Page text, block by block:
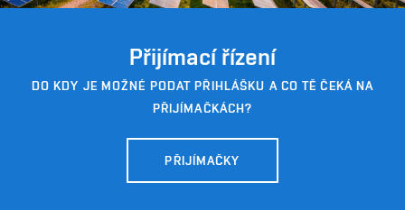
Přijímací řízení
DO KDY JE MOŽNÉ PODAT PŘIHLÁŠKU A CO TĚ ČEKÁ NA
PŘIJÍMAČKÁCH?
PŘIJÍMAČKY